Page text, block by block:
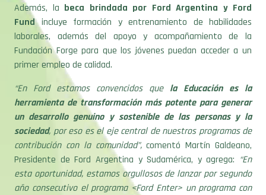
Además, la beca brindada por Ford Argentina y Ford
Fundincluye formación y entrenamiento de habilidades
laborales, además del apoyo y acompañamiento de la
Fundación Forge para que los jóvenes puedan acceder a un
primer empleo de calidad.
“En Ford estamos convencidos que la Educación es la
herramienta de transformación más potente para generar
un desarrollo genuino y sostenible de las personas y la
sociedad, por eso es el eje central de nuestros programas de
contribución con la comunidad”,comentó Martín Galdeano,
Presidente de Ford Argentina y Sudamérica, y agrega: “En
esta oportunidad, estamos orgullosos de lanzar por segundo
año consecutivo el programa <Ford Enter> un programa con